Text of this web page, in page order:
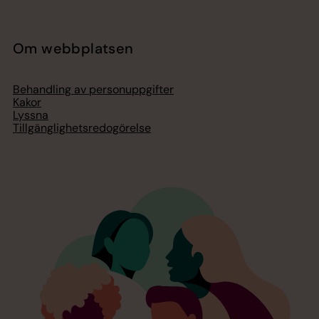
Om webbplatsen
Behandling av personuppgifter
Kakor
Lyssna
Tillgänglighetsredogörelse